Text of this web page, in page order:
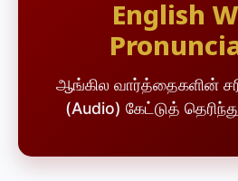
English
ஆங்கில வார்த்தைகளின்
(Audio) கேட்டுத்